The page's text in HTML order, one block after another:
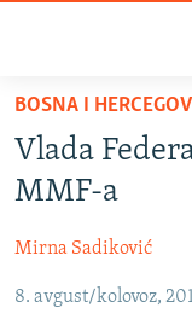
Pređite
glavni
sadržaj
na
navigaciju
VIJESTI
BOSNA I
KOSOVO
CRNA GORA
BOSNA I
Vlada
MMF-a
Mirna Sadiković
8. avgust/kolovoz,